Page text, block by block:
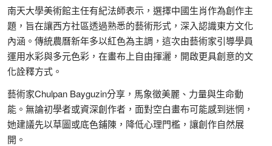
南天大學美術館主任有紀法師表示，選擇中國生肖作為創作主
題，旨在讓西方社區透過熟悉的藝術形式，深入認識東方文化
內涵。傳統農曆新年多以紅色為主調，這次由藝術家引導學員
運用水彩與多元色彩，在畫布上自由揮灑，開啟更具創意的文
化詮釋方式。
藝術家Chulpan Bayguzin分享，馬象徵美麗、力量與生命動
能。無論初學者或資深創作者，面對空白畫布可能感到迷惘，
她建議先以草圖或底色鋪陳，降低心理門檻，讓創作自然展
開。